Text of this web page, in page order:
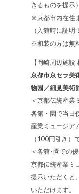
きるものを提示）
※京都市内在住
（入館時に証明
※和装の方は無
【岡崎周辺施設
京都市京セラ美
物園／細見美術
＜京都伝統産業
各館・園で当日
産業ミュージア
（100円引き）
＜各館･園での
京都伝統産業ミ
提示いただくと
いただけます。